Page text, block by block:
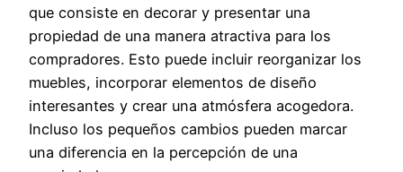
que consiste en decorar y presentar una
propiedad de una manera atractiva para los
compradores. Esto puede incluir reorganizar los
muebles, incorporar elementos de diseño
interesantes y crear una atmósfera acogedora.
Incluso los pequeños cambios pueden marcar
una diferencia en la percepción de una